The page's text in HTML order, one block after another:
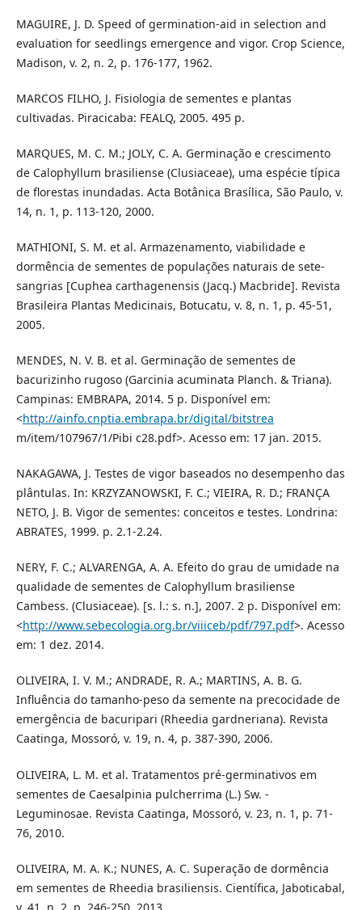
MAGUIRE, J. D. Speed of germination-aid in selection and
evaluation for seedlings emergence and vigor. Crop Science,
Madison, v. 2, n. 2, p. 176-177, 1962.
MARCOS FILHO, J. Fisiologia de sementes e plantas
cultivadas. Piracicaba: FEALQ, 2005. 495 p.
MARQUES, M. C. M.; JOLY, C. A. Germinação e crescimento
de Calophyllum brasiliense (Clusiaceae), uma espécie típica
de florestas inundadas. Acta Botânica Brasílica, São Paulo, v.
14, n. 1, p. 113-120, 2000.
MATHIONI, S. M. et al. Armazenamento, viabilidade e
dormência de sementes de populações naturais de sete-
sangrias [Cuphea carthagenensis (Jacq.) Macbride]. Revista
Brasileira Plantas Medicinais, Botucatu, v. 8, n. 1, p. 45-51,
2005.
MENDES, N. V. B. et al. Germinação de sementes de
bacurizinho rugoso (Garcinia acuminata Planch. & Triana).
Campinas: EMBRAPA, 2014. 5 p. Disponível em:
<http://ainfo.cnptia.embrapa.br/digital/bitstrea
m/item/107967/1/Pibi c28.pdf>. Acesso em: 17 jan. 2015.
NAKAGAWA, J. Testes de vigor baseados no desempenho das
plântulas. In: KRZYZANOWSKI, F. C.; VIEIRA, R. D.; FRANÇA
NETO, J. B. Vigor de sementes: conceitos e testes. Londrina:
ABRATES, 1999. p. 2.1-2.24.
NERY, F. C.; ALVARENGA, A. A. Efeito do grau de umidade na
qualidade de sementes de Calophyllum brasiliense
Cambess. (Clusiaceae). [s. l.: s. n.], 2007. 2 p. Disponível em:
<http://www.sebecologia.org.br/viiiceb/pdf/797.pdf>. Acesso
em: 1 dez. 2014.
OLIVEIRA, I. V. M.; ANDRADE, R. A.; MARTINS, A. B. G.
Influência do tamanho-peso da semente na precocidade de
emergência de bacuripari (Rheedia gardneriana). Revista
Caatinga, Mossoró, v. 19, n. 4, p. 387-390, 2006.
OLIVEIRA, L. M. et al. Tratamentos pré-germinativos em
sementes de Caesalpinia pulcherrima (L.) Sw. -
Leguminosae. Revista Caatinga, Mossoró, v. 23, n. 1, p. 71-
76, 2010.
OLIVEIRA, M. A. K.; NUNES, A. C. Superação de dormência
em sementes de Rheedia brasiliensis. Científica, Jaboticabal,
v. 41, n. 2, p. 246-250, 2013.